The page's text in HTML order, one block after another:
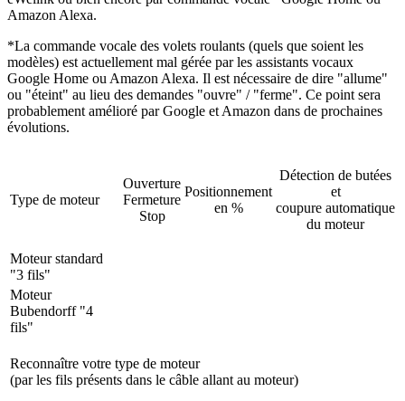
Amazon Alexa.
*La commande vocale des volets roulants (quels que soient les
modèles) est actuellement mal gérée par les assistants vocaux
Google Home ou Amazon Alexa. Il est nécessaire de dire "allume"
ou "éteint" au lieu des demandes "ouvre" / "ferme". Ce point sera
probablement amélioré par Google et Amazon dans de prochaines
évolutions.
Type de moteur
Ouverture
Fermeture
Stop
Positionnement
en %
Détection de butées
et
coupure automatique
du moteur
Moteur standard
"3 fils"
Moteur
Bubendorff "4
fils"
Reconnaître votre type de moteur
(par les fils présents dans le câble allant au moteur)